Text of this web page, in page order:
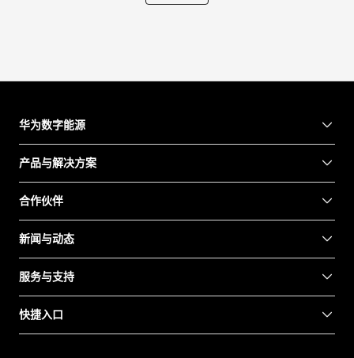
华为数字能源
产品与解决方案
合作伙伴
新闻与动态
服务与支持
快捷入口